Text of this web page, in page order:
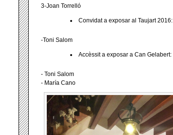
3-Joan Torrelló
Convidat a exposar al Taujart 2016:
-Toni Salom
Accèssit a exposar a Can Gelabert:
- Toni Salom
- María Cano